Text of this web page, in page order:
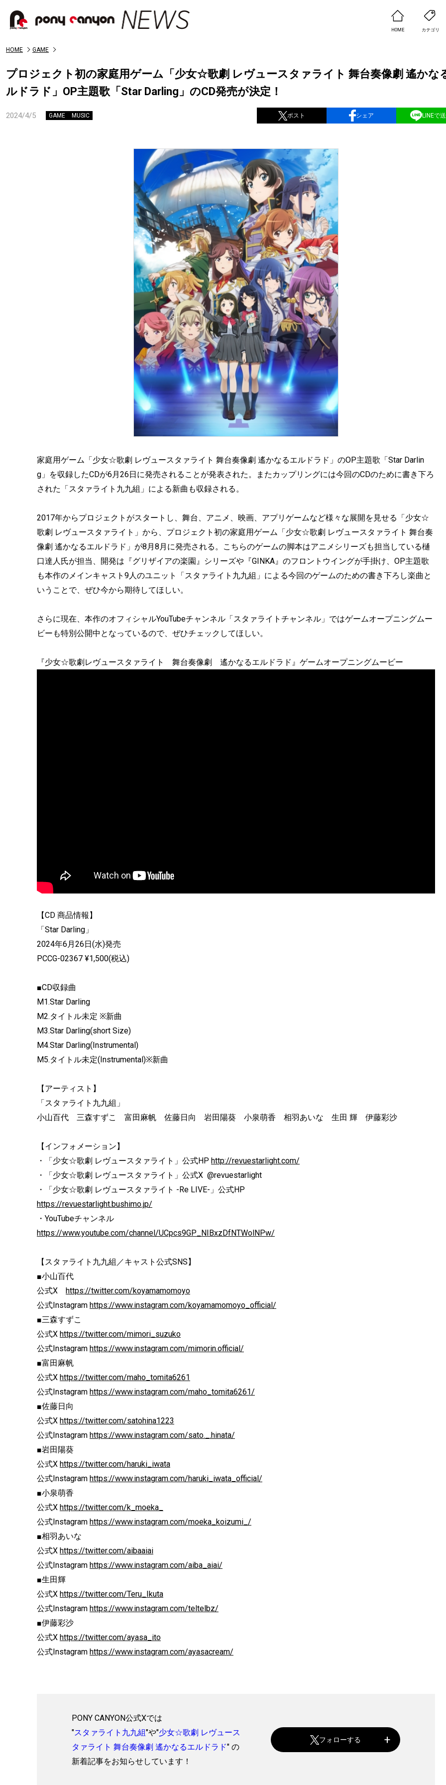
HOME カテゴリ
HOME GAME
プロジェクト初の家庭用ゲーム「少女☆歌劇 レヴュースタァライト 舞台奏像劇 遙かな
ルドラド」OP主題歌「Star Darling」のCD発売が決定！
2024/4/5 GAME MUSIC ポスト シェア LINEで
家庭用ゲーム「少女☆歌劇 レヴュースタァライト 舞台奏像劇 遙かなるエルドラド」のOP主題歌「Star Darlin
g」を収録したCDが6月26日に発売されることが発表された。またカップリングには今回のCDのために書き下ろ
された「スタァライト九九組」による新曲も収録される。
2017年からプロジェクトがスタートし、舞台、アニメ、映画、アプリゲームなど様々な展開を見せる「少女☆
歌劇 レヴュースタァライト」から、プロジェクト初の家庭用ゲーム「少女☆歌劇 レヴュースタァライト 舞台奏
像劇 遙かなるエルドラド」が8月8月に発売される。こちらのゲームの脚本はアニメシリーズも担当している樋
口達人氏が担当、開発は『グリザイアの楽園』シリーズや『GINKA』のフロントウイングが手掛け、OP主題歌
も本作のメインキャスト9人のユニット「スタァライト九九組」による今回のゲームのための書き下ろし楽曲と
いうことで、ぜひ今から期待してほしい。
さらに現在、本作のオフィシャルYouTubeチャンネル「スタァライトチャンネル」ではゲームオープニングムー
ビーも特別公開中となっているので、ぜひチェックしてほしい。
『少女☆歌劇レヴュースタァライト 舞台奏像劇 遙かなるエルドラド』ゲームオープニングムービー
【CD 商品情報】
「Star Darling」
2024年6月26日(水)発売
PCCG-02367 ¥1,500(税込)
■CD収録曲
M1.Star Darling
M2.タイトル未定 ※新曲
M3.Star Darling(short Size)
M4.Star Darling(Instrumental)
M5.タイトル未定(Instrumental)※新曲
【アーティスト】
「スタァライト九九組」
小山百代 三森すずこ 富田麻帆 佐藤日向 岩田陽葵 小泉萌香 相羽あいな 生田 輝 伊藤彩沙
【インフォメーション】
・「少女☆歌劇 レヴュースタァライト」公式HP http://revuestarlight.com/
・「少女☆歌劇 レヴュースタァライト」公式X @revuestarlight
・「少女☆歌劇 レヴュースタァライト -Re LIVE-」公式HP
https://revuestarlight.bushimo.jp/
・YouTubeチャンネル
https://www.youtube.com/channel/UCpcs9GP_NIBxzDfNTWolNPw/
【スタァライト九九組／キャスト公式SNS】
■小山百代
公式X https://twitter.com/koyamamomoyo
公式Instagram https://www.instagram.com/koyamamomoyo_official/
■三森すずこ
公式X https://twitter.com/mimori_suzuko
公式Instagram https://www.instagram.com/mimorin.official/
■富田麻帆
公式X https://twitter.com/maho_tomita6261
公式Instagram https://www.instagram.com/maho_tomita6261/
■佐藤日向
公式X https://twitter.com/satohina1223
公式Instagram https://www.instagram.com/sato._.hinata/
■岩田陽葵
公式X https://twitter.com/haruki_iwata
公式Instagram https://www.instagram.com/haruki_iwata_official/
■小泉萌香
公式X https://twitter.com/k_moeka_
公式Instagram https://www.instagram.com/moeka_koizumi_/
■相羽あいな
公式X https://twitter.com/aibaaiai
公式Instagram https://www.instagram.com/aiba_aiai/
■生田輝
公式X https://twitter.com/Teru_Ikuta
公式Instagram https://www.instagram.com/teltelbz/
■伊藤彩沙
公式X https://twitter.com/ayasa_ito
公式Instagram https://www.instagram.com/ayasacream/
PONY CANYON公式Xでは
"スタァライト九九組"や"少女☆歌劇 レヴュース
タァライト 舞台奏像劇 遙かなるエルドラド" の
新着記事をお知らせしています！
フォローする